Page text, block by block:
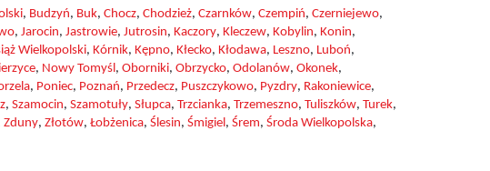
, Budzyń, Buk, Chocz, Chodzież, Czarnków, Czempiń, Czerniejewo,
, Jarocin, Jastrowie, Jutrosin, Kaczory, Kleczew, Kobylin, Konin,
Wielkopolski, Kórnik, Kępno, Kłecko, Kłodawa, Leszno, Luboń,
, Nowy Tomyśl, Oborniki, Obrzycko, Odolanów, Okonek,
, Poniec, Poznań, Przedecz, Puszczykowo, Pyzdry, Rakoniewice,
, Szamocin, Szamotuły, Słupca, Trzcianka, Trzemeszno, Tuliszków, Turek,
Zduny, Złotów, Łobżenica, Ślesin, Śmigiel, Śrem, Środa Wielkopolska,